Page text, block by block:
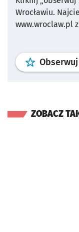
Wrocławiu.
www.wroclaw.pl
Obserwuj
ZOBACZ